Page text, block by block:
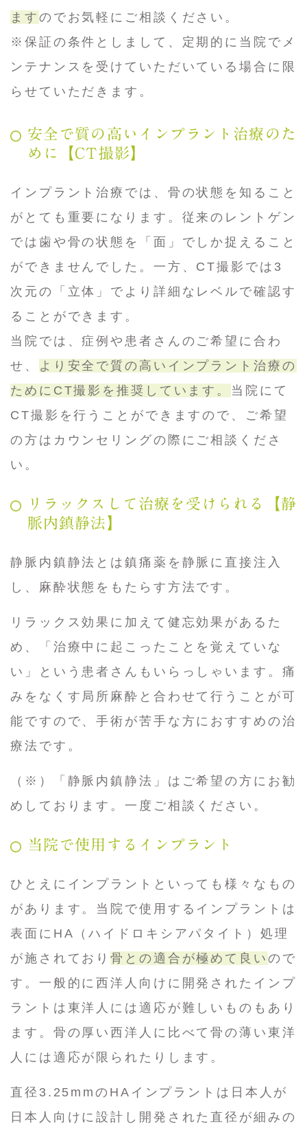
ます のでお気軽にご相談ください。
※保証の条件としまして、定期的に当院でメ
ンテナンスを受けていただいている場合に限
らせていただきます。
安全で質の高いインプラント治療のた
めに【CT撮影】
インプラント治療では、骨の状態を知ること
がとても重要になります。従来のレントゲン
では歯や骨の状態を「面」でしか捉えること
ができませんでした。一方、CT撮影では3
次元の「立体」でより詳細なレベルで確認す
ることができます。
当院では、症例や患者さんのご希望に合わ
せ、
より安全で質の高いインプラント治療の
ためにCT撮影を推奨しています。 当院にて
CT撮影を行うことができますので、ご希望
の方はカウンセリングの際にご相談くださ
い。
リラックスして治療を受けられる【静
脈内鎮静法】
静脈内鎮静法とは鎮痛薬を静脈に直接注入
し、麻酔状態をもたらす方法です。
リラックス効果に加えて健忘効果があるた
め、「治療中に起こったことを覚えていな
い」という患者さんもいらっしゃいます。痛
みをなくす局所麻酔と合わせて行うことが可
能ですので、手術が苦手な方におすすめの治
療法です。
（※）「静脈内鎮静法」はご希望の方にお勧
めしております。一度ご相談ください。
当院で使用するインプラント
ひとえにインプラントといっても様々なもの
があります。当院で使用するインプラントは
表面にHA（ハイドロキシアパタイト）処理
が施されており骨との適合が極めて良い ので
す。一般的に西洋人向けに開発されたインプ
ラントは東洋人には適応が難しいものもあり
ます。骨の厚い西洋人に比べて骨の薄い東洋
人には適応が限られたりします。
直径3.25mmのHAインプラントは日本人が
日本人向けに設計し開発された直径が細みの